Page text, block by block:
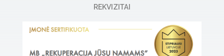
REKVIZITAI